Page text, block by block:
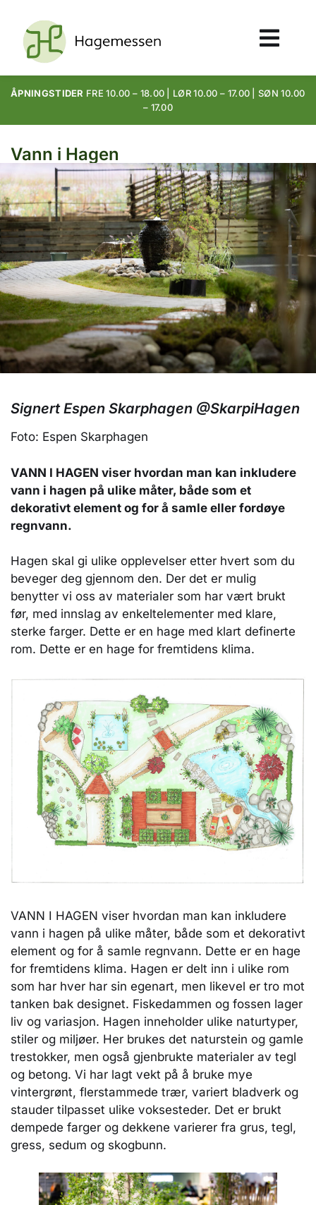
ÅPNINGSTIDER FRE 10.00 – 18.00 | LØR 10.00 – 17.00 | SØN 10.00
– 17.00
Vann i Hagen
Signert Espen Skarphagen @SkarpiHagen
Foto: Espen Skarphagen
VANN I HAGEN viser hvordan man kan inkludere
vann i hagen på ulike måter, både som et
dekorativt element og for å samle eller fordøye
regnvann.
Hagen skal gi ulike opplevelser etter hvert som du
beveger deg gjennom den. Der det er mulig
benytter vi oss av materialer som har vært brukt
før, med innslag av enkeltelementer med klare,
sterke farger. Dette er en hage med klart definerte
rom. Dette er en hage for fremtidens klima.
VANN I HAGEN viser hvordan man kan inkludere
vann i hagen på ulike måter, både som et dekorativt
element og for å samle regnvann. Dette er en hage
for fremtidens klima. Hagen er delt inn i ulike rom
som har hver har sin egenart, men likevel er tro mot
tanken bak designet. Fiskedammen og fossen lager
liv og variasjon. Hagen inneholder ulike naturtyper,
stiler og miljøer. Her brukes det naturstein og gamle
trestokker, men også gjenbrukte materialer av tegl
og betong. Vi har lagt vekt på å bruke mye
vintergrønt, flerstammede trær, variert bladverk og
stauder tilpasset ulike voksesteder. Det er brukt
dempede farger og dekkene varierer fra grus, tegl,
gress, sedum og skogbunn.